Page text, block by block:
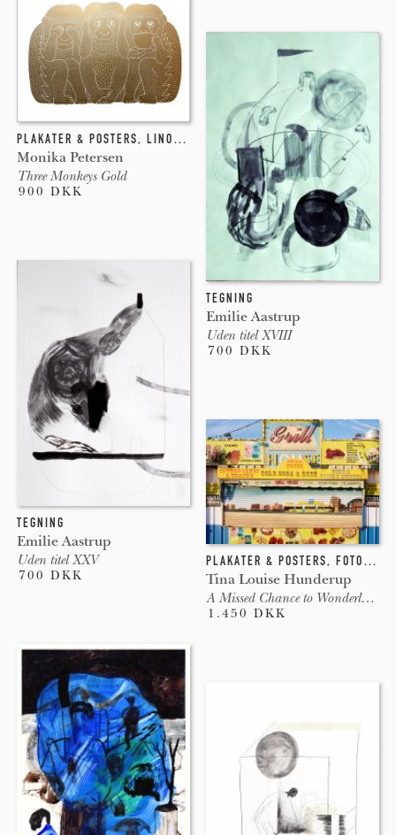
PLAKATER & POSTERS, LINOLEUMSTRYK
Monika Petersen
Three Monkeys Gold
900 DKK
TEGNING
Emilie Aastrup
Uden titel XXV
700 DKK
TEGNING
Emilie Aastrup
Uden titel XVIII
700 DKK
PLAKATER & POSTERS, FOTOGRAFI
Tina Louise Hunderup
A Missed Chance to Wonderland,
1.450 DKK